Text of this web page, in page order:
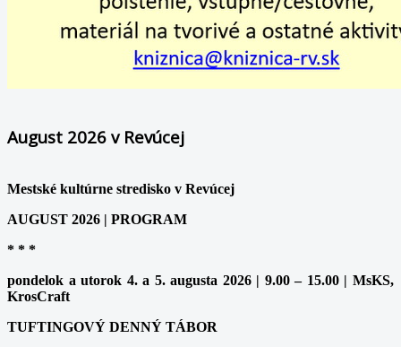
August 2026 v Revúcej
Mestské kultúrne stredisko v Revúcej
AUGUST 2026 | PROGRAM
* * *
pondelok a utorok 4. a 5. augusta 2026 | 9.00 – 15.00 | MsKS,
KrosCraft
TUFTINGOVÝ DENNÝ TÁBOR